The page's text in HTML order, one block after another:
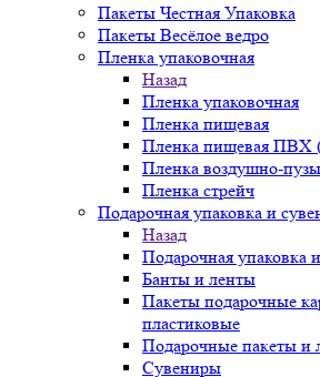
Пакеты Честная Упаковка
Пакеты Весёлое ведро
Пленка упаковочная
Назад
Пленка упаковочная
Пленка пищевая
Пленка пищевая ПВХ
Пленка воздушно-
Пленка стрейч
Подарочная упаковка и
Назад
Подарочная упаковка
Банты и ленты
Пакеты подарочные
пластиковые
Подарочные пакеты и
Сувениры